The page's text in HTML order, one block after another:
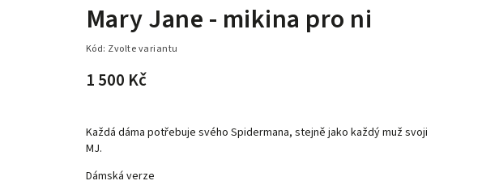
Mary Jane - mikina pro ni
Kód: Zvolte variantu
1 500 Kč
Každá dáma potřebuje svého Spidermana, stejně jako každý muž svoji
MJ.
Dámská verze